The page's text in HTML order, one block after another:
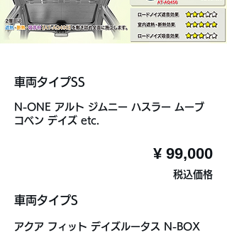
車両タイプSS
N-ONE アルト ジムニー ハスラー ムーブ
コベン デイズ etc.
¥ 99,000
税込価格
車両タイプS
アクア フィット デイズルータス N-BOX